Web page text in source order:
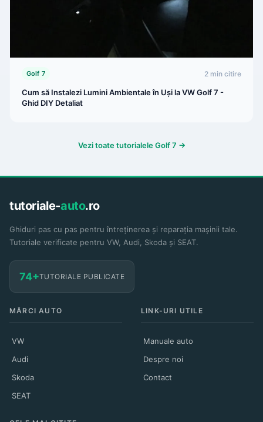
Golf 7 2 min citire
Cum să Instalezi Lumini Ambientale în Uși la VW Golf 7 -
Ghid DIY Detaliat
Vezi toate tutorialele Golf 7 →
tutoriale-auto.ro
Ghiduri pas cu pas pentru întreținerea și reparația mașinii tale.
Tutoriale verificate pentru VW, Audi, Skoda și SEAT.
74+TUTORIALE PUBLICATE
MĂRCI AUTO
VW
Audi
Skoda
SEAT
LINK-URI UTILE
Manuale auto
Despre noi
Contact